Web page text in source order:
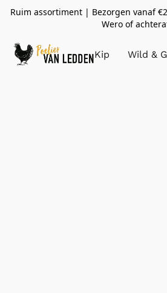
Ruim assortiment | Bezorgen vanaf
Wero of
Kip Wild &